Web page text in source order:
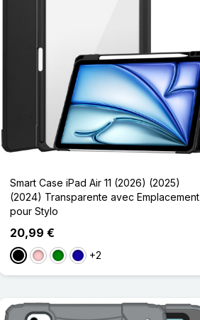
Smart Case iPad Air 11 (2026) (2025)
(2024) Transparente avec Emplacement
pour Stylo
20,99 €
NoirRoseVertBleu Foncé
+2